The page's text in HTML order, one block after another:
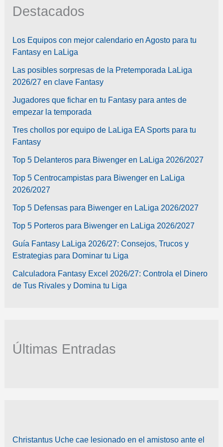
Destacados
Los Equipos con mejor calendario en Agosto para tu
Fantasy en LaLiga
Las posibles sorpresas de la Pretemporada LaLiga
2026/27 en clave Fantasy
Jugadores que fichar en tu Fantasy para antes de
empezar la temporada
Tres chollos por equipo de LaLiga EA Sports para tu
Fantasy
Top 5 Delanteros para Biwenger en LaLiga 2026/2027
Top 5 Centrocampistas para Biwenger en LaLiga
2026/2027
Top 5 Defensas para Biwenger en LaLiga 2026/2027
Top 5 Porteros para Biwenger en LaLiga 2026/2027
Guía Fantasy LaLiga 2026/27: Consejos, Trucos y
Estrategias para Dominar tu Liga
Calculadora Fantasy Excel 2026/27: Controla el Dinero
de Tus Rivales y Domina tu Liga
Últimas Entradas
Christantus Uche cae lesionado en el amistoso ante el